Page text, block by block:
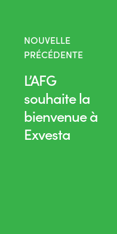
NOUVELLE
PRÉCÉDENTE
L’AFG
souhaite la
bienvenue à
Exvesta